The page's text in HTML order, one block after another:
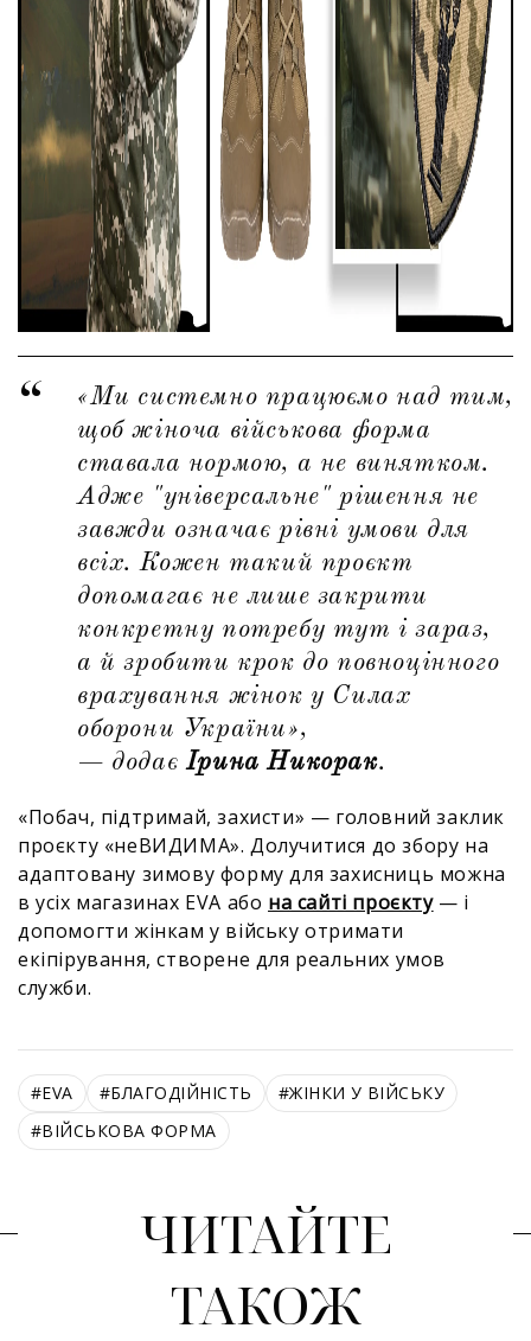
«Ми системно працюємо над тим,
щоб жіноча військова форма
ставала нормою, а не винятком.
Адже "універсальне" рішення не
завжди означає рівні умови для
всіх. Кожен такий проєкт
допомагає не лише закрити
конкретну потребу тут і зараз,
а й зробити крок до повноцінного
врахування жінок у Силах
оборони України»,
— додаєІрина Никорак.
«Побач, підтримай, захисти» — головний заклик
проєкту «неВИДИМА». Долучитися до збору на
адаптовану зимову форму для захисниць можна
в усіх магазинах EVA або на сайті проєкту— і
допомогти жінкам у війську отримати
екіпірування, створене для реальних умов
служби.
#EVA #БЛАГОДІЙНІСТЬ #ЖІНКИ У ВІЙСЬКУ
#ВІЙСЬКОВА ФОРМА
ЧИТАЙТЕ
ТАКОЖ